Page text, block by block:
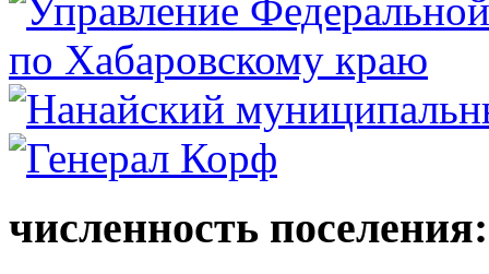
численность поселения: